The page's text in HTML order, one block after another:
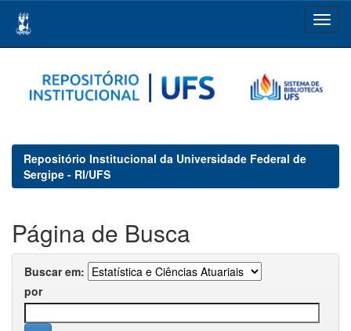
navigation
Repositório Institucional da Universidade Federal de
Sergipe - RI/UFS
Página de Busca
Buscar em:
por